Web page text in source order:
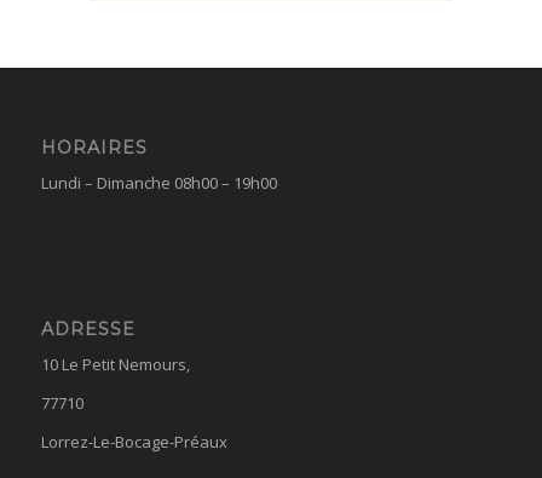
HORAIRES
Lundi – Dimanche 08h00 – 19h00
ADRESSE
10 Le Petit Nemours,
77710
Lorrez-Le-Bocage-Préaux